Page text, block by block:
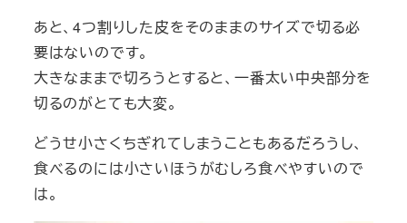
あと、4つ割りした皮をそのままのサイズで切る必
要はないのです。
大きなままで切ろうとすると、一番太い中央部分を
切るのがとても大変。
どうせ小さくちぎれてしまうこともあるだろうし、
食べるのには小さいほうがむしろ食べやすいので
は。